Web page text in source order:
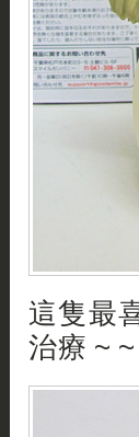
這隻最
治療 ~ ~